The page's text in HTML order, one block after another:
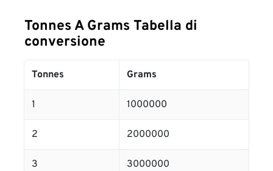
Tonnes A Grams Tabella di
conversione
Tonnes Grams
1 1000000
2 2000000
3 3000000